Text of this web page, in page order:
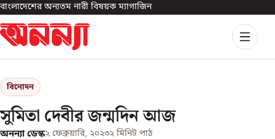
বাংলাদেশের অন্যতম নারী বিষয়ক ম্যাগাজিন
বিনোদন
সুমিতা দেবীর জন্মদিন আজ
অনন্যা ডেস্ক২ ফেব্রুয়ারি, ২০২৩২ মিনিট পাঠ